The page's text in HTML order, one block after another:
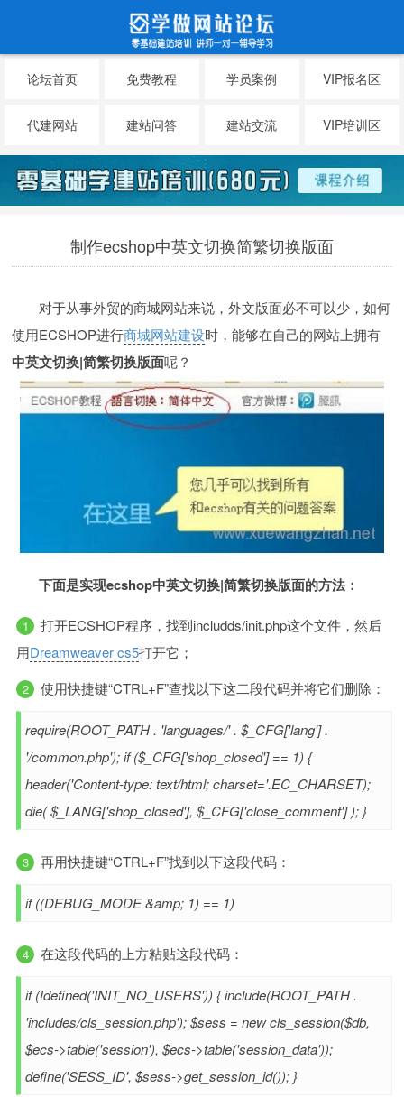
论坛首页 免费教程 学员案例 VIP报名区
代建网站 建站问答 建站交流 VIP培训区
制作ecshop中英文切换简繁切换版面
对于从事外贸的商城网站来说，外文版面必不可以少，如何
使用ECSHOP进行商城网站建设时，能够在自己的网站上拥有
中英文切换|简繁切换版面呢？
下面是实现ecshop中英文切换|简繁切换版面的方法：
打开ECSHOP程序，找到includds/init.php这个文件，然后
用Dreamweaver cs5打开它；
使用快捷键“CTRL+F”查找以下这二段代码并将它们删除：
require(ROOT_PATH . 'languages/' . $_CFG['lang'] .
'/common.php'); if ($_CFG['shop_closed'] == 1) {
header('Content-type: text/html; charset='.EC_CHARSET);
die( $_LANG['shop_closed'], $_CFG['close_comment'] ); }
再用快捷键“CTRL+F”找到以下这段代码：
if ((DEBUG_MODE &amp; 1) == 1)
在这段代码的上方粘贴这段代码：
if (!defined('INIT_NO_USERS')) { include(ROOT_PATH .
'includes/cls_session.php'); $sess = new cls_session($db,
$ecs->table('session'), $ecs->table('session_data'));
define('SESS_ID', $sess->get_session_id()); }